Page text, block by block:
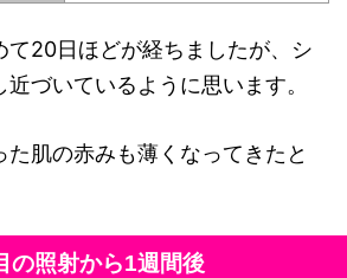
て20日ほどが経ちましたが、シ
近づいているように思います。
た肌の赤みも薄くなってきたと
の照射から1週間後